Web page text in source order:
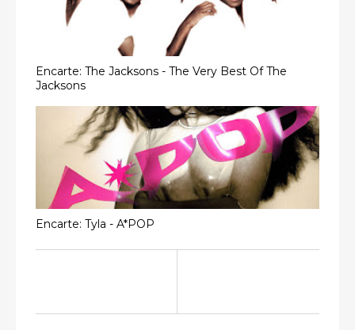
Encarte: The Jacksons - The Very Best Of The
Jacksons
Encarte: Tyla - A*POP